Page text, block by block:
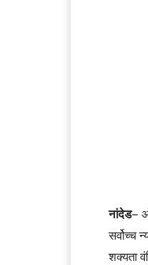
नांदेड–
सर्वोच्च
शक्यता